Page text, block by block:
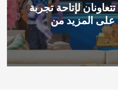
سامسونج وSpotify تتعاونان لإتاحة تجربة
Spotify Premium على المزيد من